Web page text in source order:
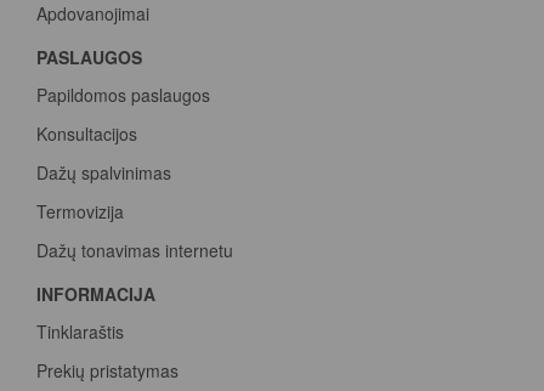
Apdovanojimai
PASLAUGOS
Papildomos paslaugos
Konsultacijos
Dažų spalvinimas
Termovizija
Dažų tonavimas internetu
INFORMACIJA
Tinklaraštis
Prekių pristatymas